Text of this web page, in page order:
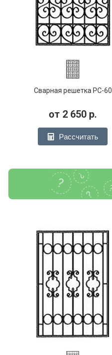
Сварная решетка РС-60
от 2 650 р.
Рассчитать